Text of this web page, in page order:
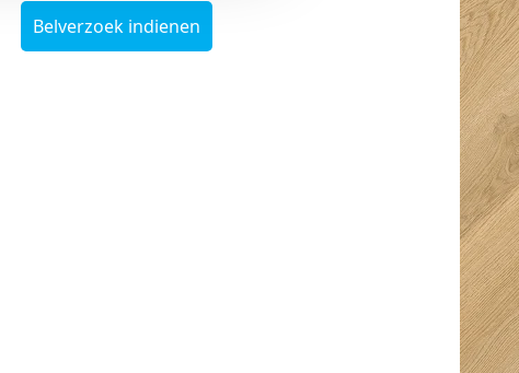
Belverzoek indienen